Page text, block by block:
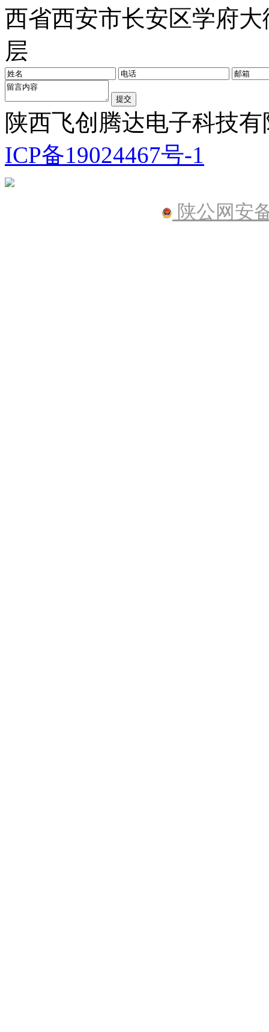
西省西安市长安区学府
层
陕西飞创腾达电子科技
ICP备19024467号-1
陕公网安